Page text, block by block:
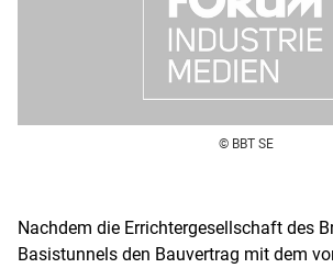
© BBT SE
Nachdem die Errichtergesellschaft des
Basistunnels den Bauvertrag mit dem